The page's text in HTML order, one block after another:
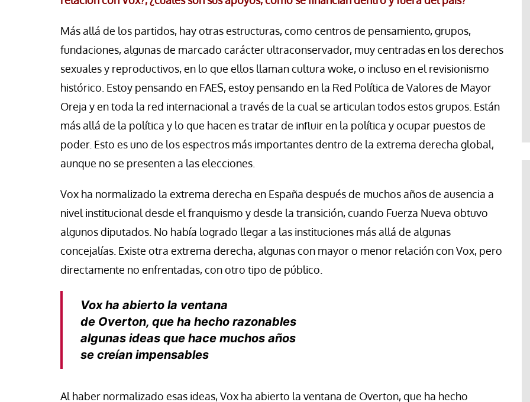
Más allá de los partidos, hay otras estructuras, como centros de pensamiento, grupos,
fundaciones, algunas de marcado carácter ultraconservador, muy centradas en los derechos
sexuales y reproductivos, en lo que ellos llaman cultura woke, o incluso en el revisionismo
histórico. Estoy pensando en FAES, estoy pensando en la Red Política de Valores de Mayor
Oreja y en toda la red internacional a través de la cual se articulan todos estos grupos. Están
más allá de la política y lo que hacen es tratar de influir en la política y ocupar puestos de
poder. Esto es uno de los espectros más importantes dentro de la extrema derecha global,
aunque no se presenten a las elecciones.
Vox ha normalizado la extrema derecha en España después de muchos años de ausencia a
nivel institucional desde el franquismo y desde la transición, cuando Fuerza Nueva obtuvo
algunos diputados. No había logrado llegar a las instituciones más allá de algunas
concejalías. Existe otra extrema derecha, algunas con mayor o menor relación con Vox, pero
directamente no enfrentadas, con otro tipo de público.
Vox ha abierto la ventana
de Overton, que ha hecho razonables
algunas ideas que hace muchos años
se creían impensables
Al haber normalizado esas ideas, Vox ha abierto la ventana de Overton, que ha hecho